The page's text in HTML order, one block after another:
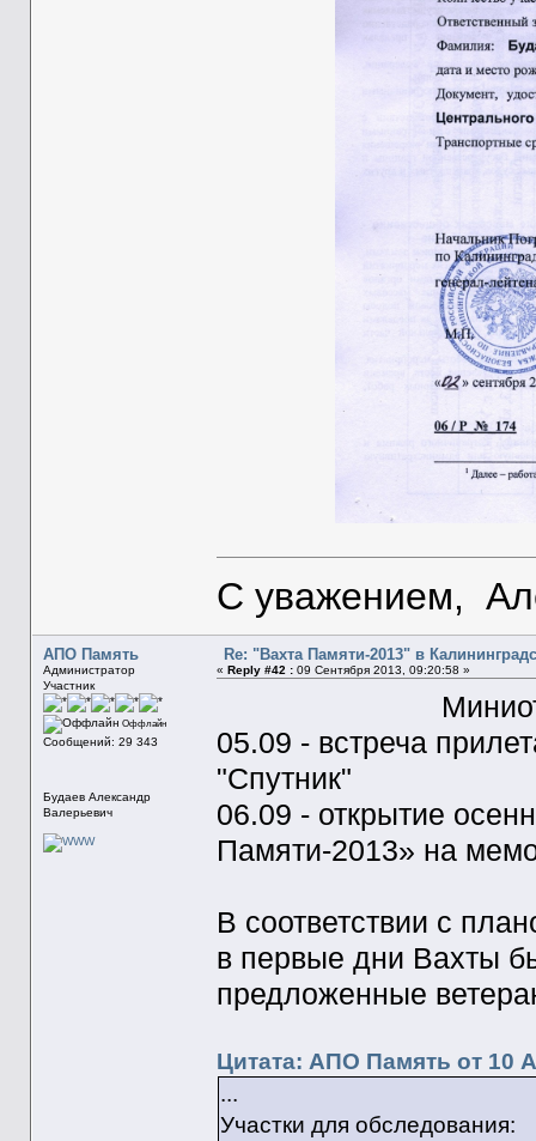
С уважением,
АПО Память
Администратор
Участник
Оффлайн
Сообщений: 29 343
Будаев Александр
Валерьевич
Re: "Вахта Памяти-2013" в
« Reply #42 :09 Сентября 2013, 09:20:58 »
05.09 - встреча
"Спутник"
06.09 - открытие
Памяти-2013» на
В соответствии с
в первые дни Вахты
предложенные
Цитата: АПО Память от 10
...
Участки для обследования: